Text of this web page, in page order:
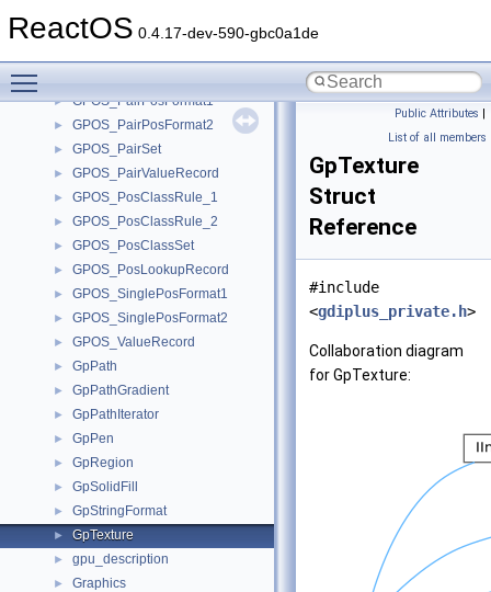
ReactOS 0.4.17-dev-590-gbc0a1de
► GPOS_MarkLigPosFormat1
► GPOS_PairPosFormat1
► GPOS_PairPosFormat2
► GPOS_PairSet
► GPOS_PairValueRecord
► GPOS_PosClassRule_1
► GPOS_PosClassRule_2
► GPOS_PosClassSet
► GPOS_PosLookupRecord
► GPOS_SinglePosFormat1
► GPOS_SinglePosFormat2
► GPOS_ValueRecord
► GpPath
► GpPathGradient
► GpPathIterator
► GpPen
► GpRegion
► GpSolidFill
► GpStringFormat
► GpTexture
► gpu_description
► Graphics
Public Attributes |
List of all members
GpTexture
Struct
Reference
#include
<gdiplus_private.h>
Collaboration diagram
for GpTexture: